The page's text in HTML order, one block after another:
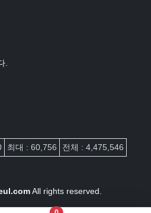
.
최대 : 60,756 전체 : 4,475,546
All rights reserved.